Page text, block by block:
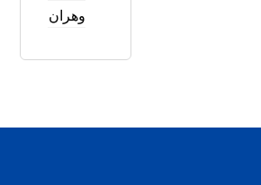
وهران